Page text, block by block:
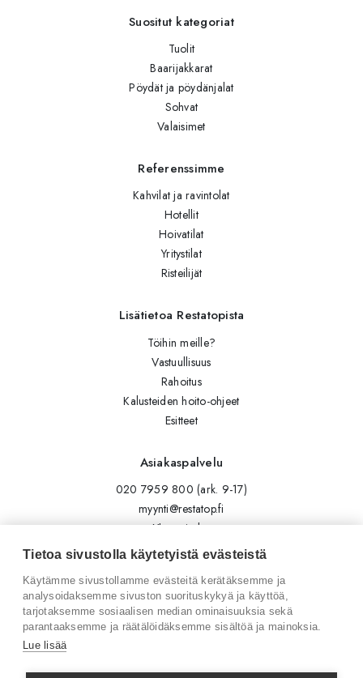
Suositut kategoriat
Tuolit
Baarijakkarat
Pöydät ja pöydänjalat
Sohvat
Valaisimet
Referenssimme
Kahvilat ja ravintolat
Hotellit
Hoivatilat
Yritystilat
Risteilijät
Lisätietoa Restatopista
Töihin meille?
Vastuullisuus
Rahoitus
Kalusteiden hoito-ohjeet
Esitteet
Asiakaspalvelu
020 7959 800 (ark. 9-17)
myynti@restatop.fi
Yhteystiedot
Lähetä viesti
Seuraa meitä
Tilaa uutiskirje
Facebook
Tietoa sivustolla käytetyistä evästeistä
Käytämme sivustollamme evästeitä kerätäksemme ja
analysoidaksemme sivuston suorituskykyä ja käyttöä,
tarjotaksemme sosiaalisen median ominaisuuksia sekä
parantaaksemme ja räätälöidäksemme sisältöä ja mainoksia.
Lue lisää